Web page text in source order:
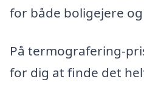
for både boligejere
På termografering-
for dig at finde det